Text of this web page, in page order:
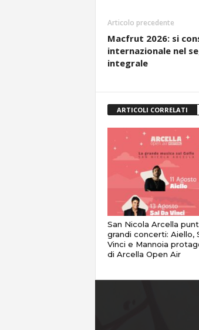
Articolo precedente
Macfrut 2026: si
internazionale nel
integrale
ARTICOLI CORRELATI
San Nicola Arcella
grandi concerti: Aiello,
Vinci e Mannoia
di Arcella Open Air